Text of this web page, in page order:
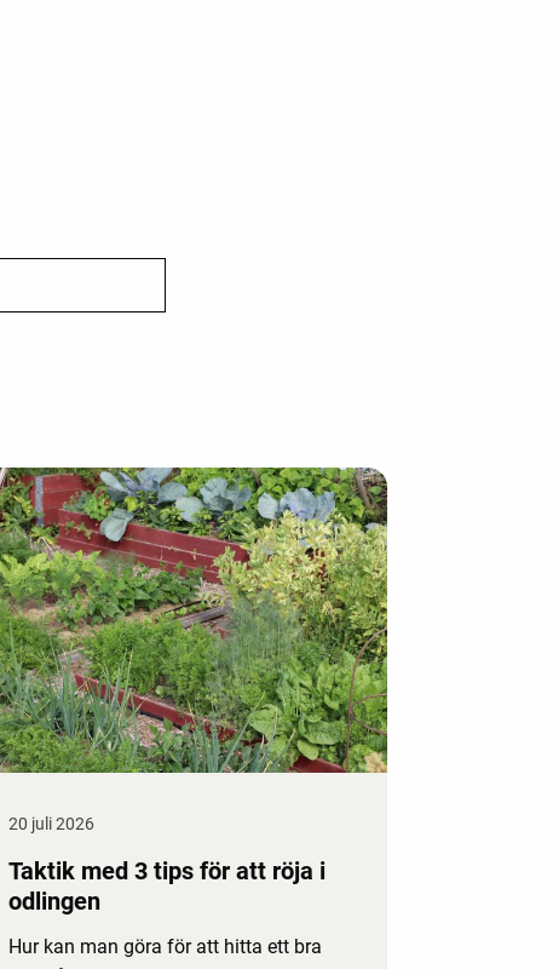
20 juli 2026
Taktik med 3 tips för att röja i
odlingen
Hur kan man göra för att hitta ett bra